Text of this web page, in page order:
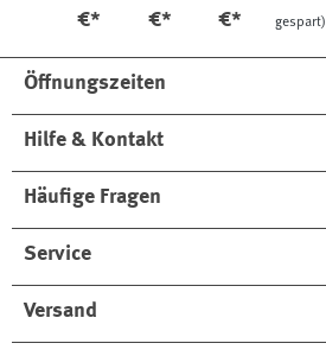
€*
€*
€*
gespart)
Öffnungszeiten
Hilfe & Kontakt
Häufige Fragen
Service
Versand